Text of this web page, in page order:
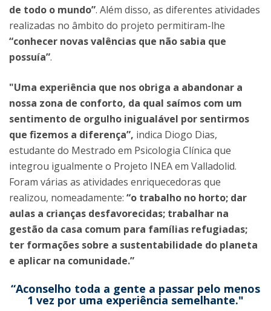
de todo o mundo”. Além disso, as diferentes atividades
realizadas no âmbito do projeto permitiram-lhe
“conhecer novas valências que não sabia que
possuía”.
"Uma experiência que nos obriga a abandonar a
nossa zona de conforto, da qual saímos com um
sentimento de orgulho inigualável por sentirmos
que fizemos a diferença”, indica Diogo Dias,
estudante do Mestrado em Psicologia Clínica que
integrou igualmente o Projeto INEA em Valladolid.
Foram várias as atividades enriquecedoras que
realizou, nomeadamente: “o trabalho no horto; dar
aulas a crianças desfavorecidas; trabalhar na
gestão da casa comum para famílias refugiadas;
ter formações sobre a sustentabilidade do planeta
e aplicar na comunidade.”
“Aconselho toda a gente a passar pelo menos
1 vez por uma experiência semelhante."